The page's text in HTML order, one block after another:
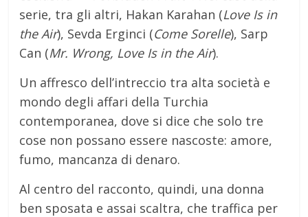
serie, tra gli altri, Hakan Karahan (Love Is in
the Air), Sevda Erginci (Come Sorelle), Sarp
Can (Mr. Wrong, Love Is in the Air).
Un affresco dell’intreccio tra alta società e
mondo degli affari della Turchia
contemporanea, dove si dice che solo tre
cose non possano essere nascoste: amore,
fumo, mancanza di denaro.
Al centro del racconto, quindi, una donna
ben sposata e assai scaltra, che traffica per